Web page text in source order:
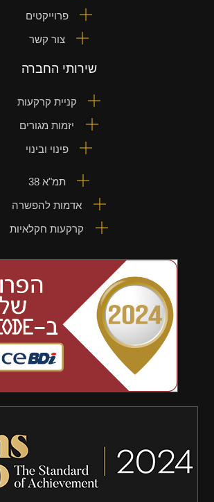
פרוייקטים
צור קשר
שירותי החברה
קניית קרקעות
יזמות מגורים
פינוי ובינוי
תמ"א 38
אדמות להפשרה
קרקעות חקלאיות